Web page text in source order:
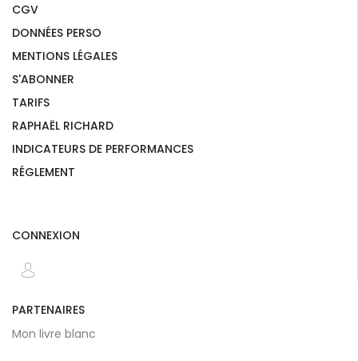
CGV
DONNÉES PERSO
MENTIONS LÉGALES
S'ABONNER
TARIFS
RAPHAËL RICHARD
INDICATEURS DE PERFORMANCES
RÉGLEMENT
CONNEXION
PARTENAIRES
Mon livre blanc